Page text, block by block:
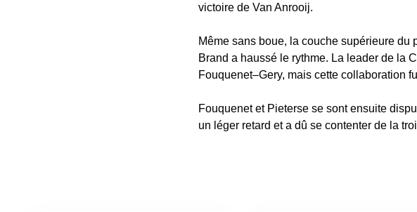
victoire de Van Anrooij.
Même sans boue, la couche supérieure du
Brand a haussé le rythme. La leader de la
Fouquenet–Gery, mais cette collaboration
Fouquenet et Pieterse se sont ensuite
un léger retard et a dû se contenter de la